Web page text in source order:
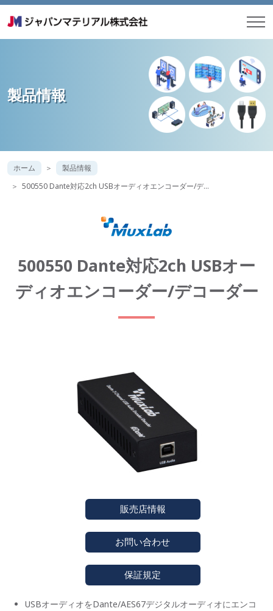
製品情報
ホーム
製品情報
500550 Dante対応2ch USBオーディオエンコーダー/デ…
500550 Dante対応2ch USBオー
ディオエンコーダー/デコーダー
販売店情報
お問い合わせ
保証規定
USBオーディオをDante/AES67デジタルオーディオにエンコ